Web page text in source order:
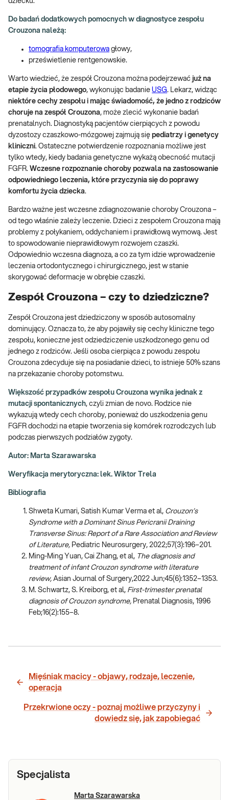
Do badań dodatkowych pomocnych w diagnostyce zespołu
Crouzona należą:
tomografia komputerowa głowy,
prześwietlenie rentgenowskie.
Warto wiedzieć, że zespół Crouzona można podejrzewać już na
etapie życia płodowego, wykonując badanie USG. Lekarz, widząc
niektóre cechy zespołu i mając świadomość, że jedno z rodziców
choruje na zespół Crouzona, może zlecić wykonanie badań
prenatalnych. Diagnostyką pacjentów cierpiących z powodu
dyzostozy czaszkowo-mózgowej zajmują się pediatrzy i genetycy
kliniczni. Ostateczne potwierdzenie rozpoznania możliwe jest
tylko wtedy, kiedy badania genetyczne wykażą obecność mutacji
FGFR. Wczesne rozpoznanie choroby pozwala na zastosowanie
odpowiedniego leczenia, które przyczynia się do poprawy
komfortu życia dziecka.
Bardzo ważne jest wczesne zdiagnozowanie choroby Crouzona –
od tego właśnie zależy leczenie. Dzieci z zespołem Crouzona mają
problemy z połykaniem, oddychaniem i prawidłową wymową. Jest
to spowodowanie nieprawidłowym rozwojem czaszki.
Odpowiednio wczesna diagnoza, a co za tym idzie wprowadzenie
leczenia ortodontycznego i chirurgicznego, jest w stanie
skorygować deformacje w obrębie czaszki.
Zespół Crouzona – czy to dziedziczne?
Zespół Crouzona jest dziedziczony w sposób autosomalny
dominujący. Oznacza to, że aby pojawiły się cechy kliniczne tego
zespołu, konieczne jest odziedziczenie uszkodzonego genu od
jednego z rodziców. Jeśli osoba cierpiąca z powodu zespołu
Crouzona zdecyduje się na posiadanie dzieci, to istnieje 50% szans
na przekazanie choroby potomstwu.
Większość przypadków zespołu Crouzona wynika jednak z
mutacji spontanicznych, czyli zmian de novo. Rodzice nie
wykazują wtedy cech choroby, ponieważ do uszkodzenia genu
FGFR dochodzi na etapie tworzenia się komórek rozrodczych lub
podczas pierwszych podziałów zygoty.
Autor: Marta Szarawarska
Weryfikacja merytoryczna: lek. Wiktor Trela
Bibliografia
Shweta Kumari, Satish Kumar Verma et al, Crouzon’s
Syndrome with a Dominant Sinus Pericranii Draining
Transverse Sinus: Report of a Rare Association and Review
of Literature, Pediatric Neurosurgery, 2022;57(3):196–201.
Ming-Ming Yuan, Cai Zhang, et al, The diagnosis and
treatment of infant Crouzon syndrome with literature
review, Asian Journal of Surgery,2022 Jun;45(6):1352–1353.
M. Schwartz, S. Kreiborg, et al, First-trimester prenatal
diagnosis of Crouzon syndrome, Prenatal Diagnosis, 1996
Feb;16(2):155–8.
Mięśniak macicy - objawy, rodzaje, leczenie,
operacja
Przekrwione oczy - poznaj możliwe przyczyny i
dowiedz się, jak zapobiegać
Specjalista
Marta Szarawarska